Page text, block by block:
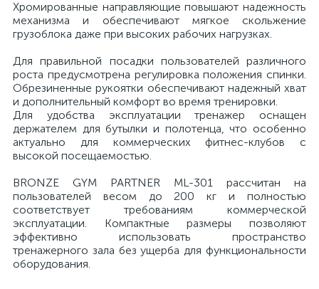
Хромированные направляющие повышают надежность
механизма и обеспечивают мягкое скольжение
грузоблока даже при высоких рабочих нагрузках.
Для правильной посадки пользователей различного
роста предусмотрена регулировка положения спинки.
Обрезиненные рукоятки обеспечивают надежный хват
и дополнительный комфорт во время тренировки.
Для удобства эксплуатации тренажер оснащен
держателем для бутылки и полотенца, что особенно
актуально для коммерческих фитнес-клубов с
высокой посещаемостью.
BRONZE GYM PARTNER ML-301 рассчитан на
пользователей весом до 200 кг и полностью
соответствует требованиям коммерческой
эксплуатации. Компактные размеры позволяют
эффективно использовать пространство
тренажерного зала без ущерба для функциональности
оборудования.